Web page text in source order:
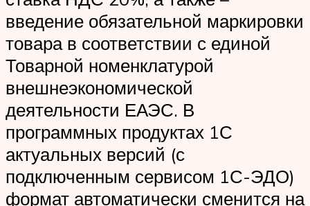
введение обязательной маркировки
товара в соответствии с единой
Товарной номенклатурой
внешнеэкономической
деятельности ЕАЭС. В
программных продуктах 1С
актуальных версий (с
подключенным сервисом 1С-ЭДО)
формат автоматически сменится на